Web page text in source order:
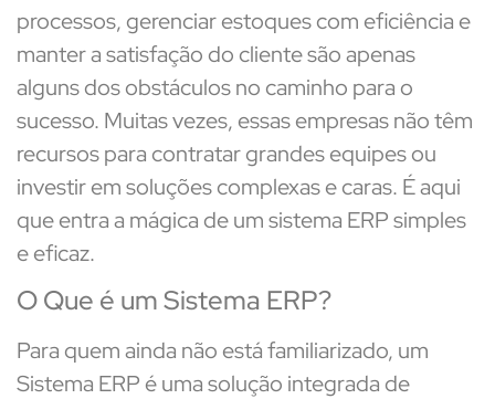
processos, gerenciar estoques com eficiência e
manter a satisfação do cliente são apenas
alguns dos obstáculos no caminho para o
sucesso. Muitas vezes, essas empresas não têm
recursos para contratar grandes equipes ou
investir em soluções complexas e caras. É aqui
que entra a mágica de um sistema ERP simples
e eficaz.
O Que é um Sistema ERP?
Para quem ainda não está familiarizado, um
Sistema ERP é uma solução integrada de